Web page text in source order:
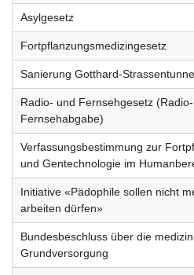
Asylgesetz
Fortpflanzungsmedizingesetz
Sanierung Gotthard-
Radio- und Fernsehgesetz
Fernsehabgabe)
Verfassungsbestimmung zur
und Gentechnologie im
Initiative «Pädophile sollen nicht
arbeiten dürfen»
Bundesbeschluss über die
Grundversorgung